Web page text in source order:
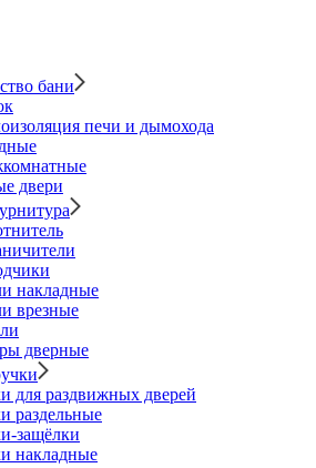
бани
печи и дымохода
двери
накладные
врезные
дверные
для раздвижных дверей
раздельные
защёлки
накладные